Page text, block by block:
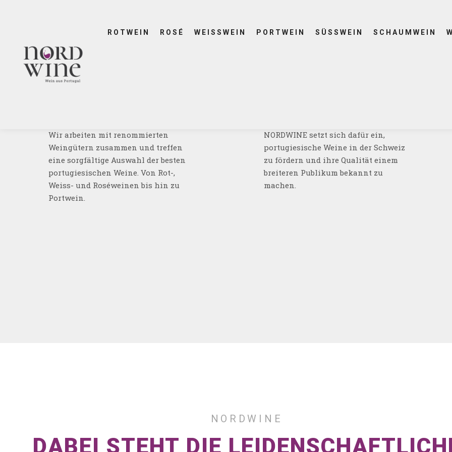
ROTWEIN ROSÉ WEISSWEIN PORTWEIN SÜSSWEIN SCHAUMWEIN
beim Portugal-Tag in Zürich vertreten, an dem
auch Präsident Marcelo Rebelo de Sousa und
Premierminister Luís Montenegro teilnahmen.
Wir arbeiten mit renommierten
Weingütern zusammen und treffen
eine sorgfältige Auswahl der besten
portugiesischen Weine. Von Rot-,
Weiss- und Roséweinen bis hin zu
Portwein.
NORDWINE setzt sich dafür ein,
portugiesische Weine in der Schweiz
zu fördern und ihre Qualität einem
breiteren Publikum bekannt zu
machen.
NORDWINE
DABEI STEHT DIE